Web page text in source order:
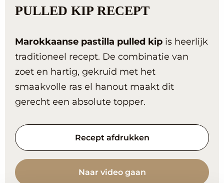
PULLED KIP RECEPT
Marokkaanse pastilla pulled kip is heerlijk
traditioneel recept. De combinatie van
zoet en hartig, gekruid met het
smaakvolle ras el hanout maakt dit
gerecht een absolute topper.
Recept afdrukken
Naar video gaan